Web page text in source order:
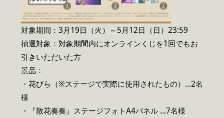
対象期間：3月19日（火）～5月12日（日）23:59
抽選対象：対象期間内にオンラインくじを1回でもお
引きいただいた方
景品：
・花びら（※ステージで実際に使用されたもの）…2名
様
・『散花奏奏』ステージフォトA4パネル …7名様